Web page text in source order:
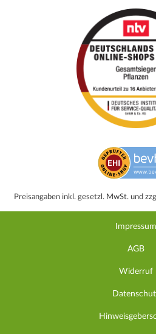
Preisangaben inkl. gesetzl. MwSt. und
Impressum
AGB
Widerruf